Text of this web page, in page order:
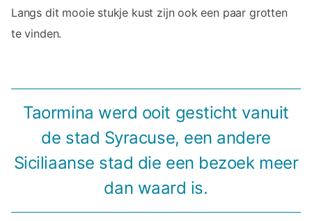
Langs dit mooie stukje kust zijn ook een paar grotten
te vinden.
Taormina werd ooit gesticht vanuit
de stad Syracuse, een andere
Siciliaanse stad die een bezoek meer
dan waard is.